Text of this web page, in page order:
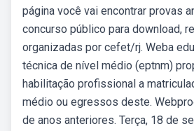
página você vai encontrar provas
concurso público para download,
organizadas por cefet/rj. Weba
técnica de nível médio (eptnm)
habilitação profissional a
médio ou egressos deste.
de anos anteriores. Terça, 18 de